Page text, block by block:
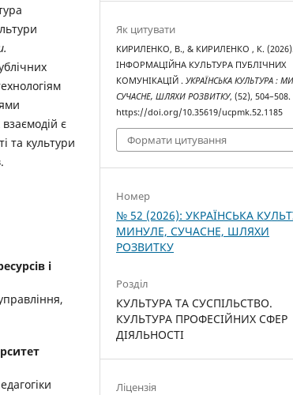
є
та культури
і
Як цитувати
КИРИЛЕНКО, В., & КИРИЛЕНКО , К. (2026).
ІНФОРМАЦІЙНА КУЛЬТУРА ПУБЛІЧНИХ
КОМУНІКАЦІЙ .УКРАЇНСЬКА КУЛЬТУРА :
СУЧАСНЕ, ШЛЯХИ РОЗВИТКУ, (52), 504–508.
https://doi.org/10.35619/ucpmk.52.1185
Формати цитування
Номер
№ 52 (2026): УКРАЇНСЬКА
МИНУЛЕ, СУЧАСНЕ, ШЛЯХИ
РОЗВИТКУ
Розділ
КУЛЬТУРА ТА СУСПІЛЬСТВО.
КУЛЬТУРА ПРОФЕСІЙНИХ СФЕР
ДІЯЛЬНОСТІ
Ліцензія